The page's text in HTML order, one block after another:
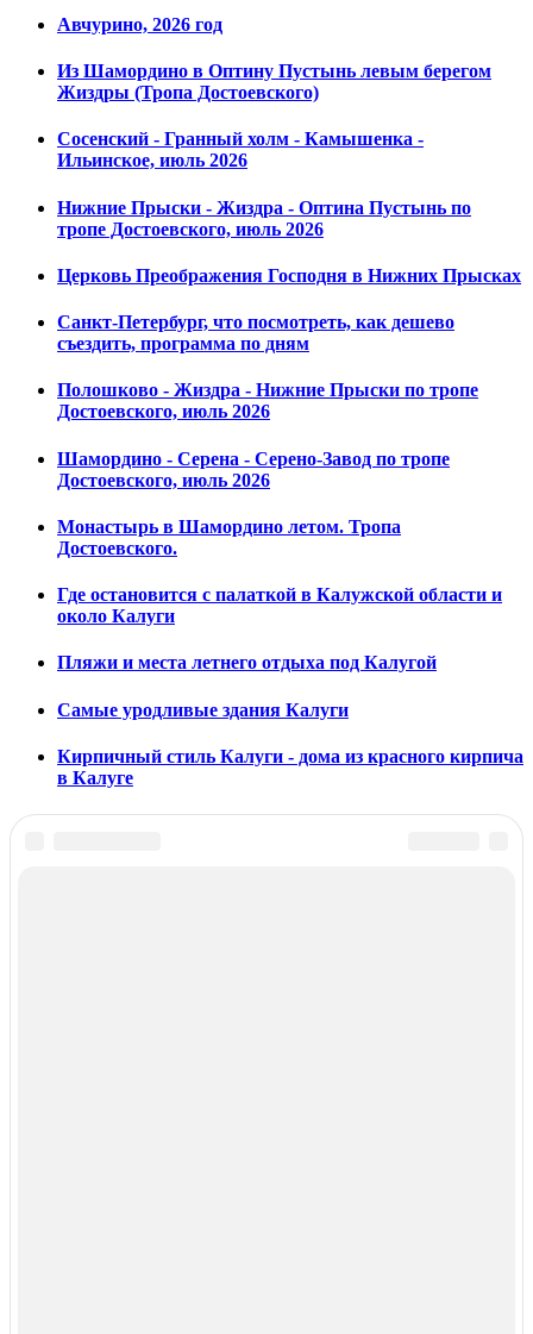
Авчурино, 2026 год
Из Шамордино в Оптину Пустынь левым берегом
Жиздры (Тропа Достоевского)
Сосенский - Гранный холм - Камышенка -
Ильинское, июль 2026
Нижние Прыски - Жиздра - Оптина Пустынь по
тропе Достоевского, июль 2026
Церковь Преображения Господня в Нижних Прысках
Санкт-Петербург, что посмотреть, как дешево
съездить, программа по дням
Полошково - Жиздра - Нижние Прыски по тропе
Достоевского, июль 2026
Шамордино - Серена - Серено-Завод по тропе
Достоевского, июль 2026
Монастырь в Шамордино летом. Тропа
Достоевского.
Где остановится с палаткой в Калужской области и
около Калуги
Пляжи и места летнего отдыха под Калугой
Самые уродливые здания Калуги
Кирпичный стиль Калуги - дома из красного кирпича
в Калуге